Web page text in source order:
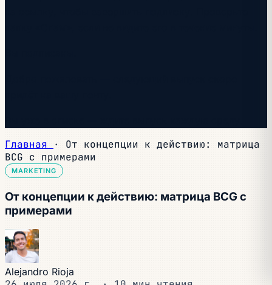
Главная ·
От концепции к действию: матрица
BCG с примерами
MARKETING
От концепции к действию: матрица BCG с
примерами
Alejandro Rioja